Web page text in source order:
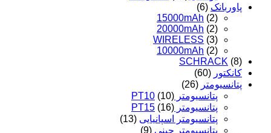
پاوربانک (6)
15000mAh (2)
20000mAh (2)
WIRELESS (3)
10000mAh (2)
SCHRACK (8)
کانکتور (60)
پتانسیومتر (26)
پتانسیومتر PT10 (10)
پتانسیومتر PT15 (16)
پتانسیومتر اسپانیایی (13)
پتانسیومتر چینی (9)